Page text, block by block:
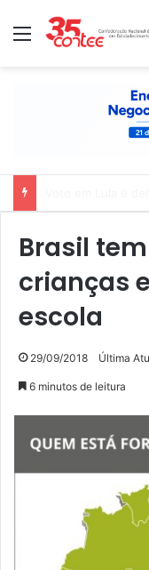
Menu
Brasil
crianças
escola
29/09/2018 Última
6 minutos de leitura